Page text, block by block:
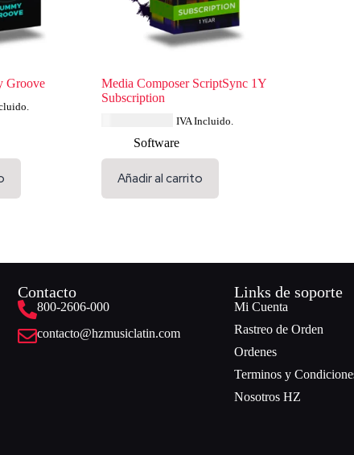
Groove
Media Composer ScriptSync 1Y
Subscription
IVA Incluido.
Software
Añadir al carrito
Contacto
800-2606-000
contacto@hzmusiclatin.com
Links de soporte
Mi Cuenta
Rastreo de Orden
Ordenes
Terminos y
Nosotros HZ